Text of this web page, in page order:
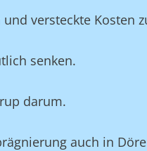
versteckte Kosten
senken.
darum.
auch in